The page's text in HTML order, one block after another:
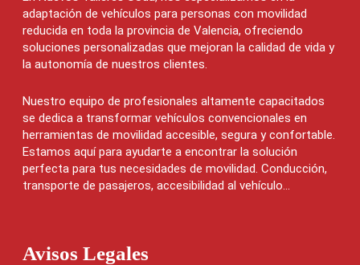
adaptación de vehículos para personas con movilidad
reducida en toda la provincia de Valencia, ofreciendo
soluciones personalizadas que mejoran la calidad de vida y
la autonomía de nuestros clientes.
Nuestro equipo de profesionales altamente capacitados
se dedica a transformar vehículos convencionales en
herramientas de movilidad accesible, segura y confortable.
Estamos aquí para ayudarte a encontrar la solución
perfecta para tus necesidades de movilidad. Conducción,
transporte de pasajeros, accesibilidad al vehículo...
Avisos Legales